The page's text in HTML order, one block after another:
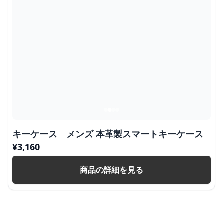
キーケース メンズ 本革製スマートキーケース
¥3,160
商品の詳細を見る